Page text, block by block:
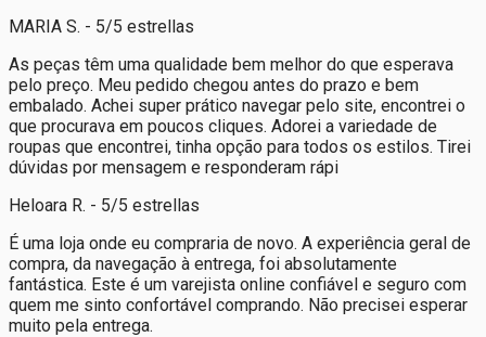
MARIA S. - 5/5 estrellas
As peças têm uma qualidade bem melhor do que esperava
pelo preço. Meu pedido chegou antes do prazo e bem
embalado. Achei super prático navegar pelo site, encontrei o
que procurava em poucos cliques. Adorei a variedade de
roupas que encontrei, tinha opção para todos os estilos. Tirei
dúvidas por mensagem e responderam rápi
Heloara R. - 5/5 estrellas
É uma loja onde eu compraria de novo. A experiência geral de
compra, da navegação à entrega, foi absolutamente
fantástica. Este é um varejista online confiável e seguro com
quem me sinto confortável comprando. Não precisei esperar
muito pela entrega.